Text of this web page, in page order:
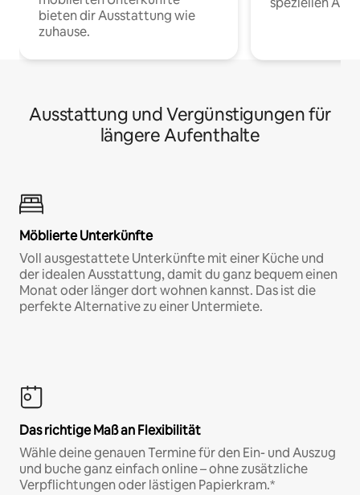
bieten dir Ausstattung wie
zuhause.
Ausstattung und Vergünstigungen für
längere Aufenthalte
Möblierte Unterkünfte
Voll ausgestattete Unterkünfte mit einer Küche und
der idealen Ausstattung, damit du ganz bequem einen
Monat oder länger dort wohnen kannst. Das ist die
perfekte Alternative zu einer Untermiete.
Das richtige Maß an Flexibilität
Wähle deine genauen Termine für den Ein- und Auszug
und buche ganz einfach online – ohne zusätzliche
Verpflichtungen oder lästigen Papierkram.*